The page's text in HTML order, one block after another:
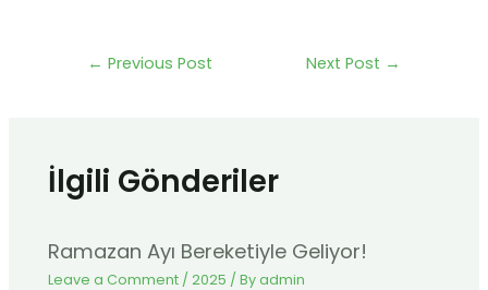
← Previous Post Next Post →
İlgili Gönderiler
Ramazan Ayı Bereketiyle Geliyor!
Leave a Comment /2025 / Byadmin